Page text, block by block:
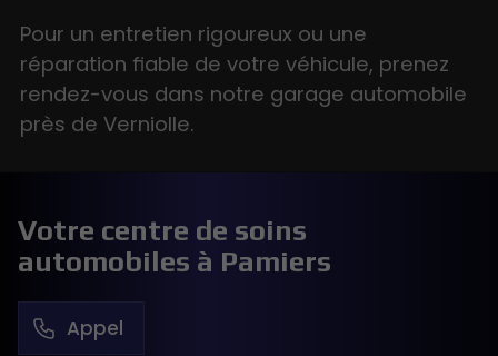
Pour un entretien rigoureux ou une
réparation fiable de votre véhicule, prenez
rendez-vous dans notre garage automobile
près de Verniolle.
Votre centre de soins
automobiles à Pamiers
Appel